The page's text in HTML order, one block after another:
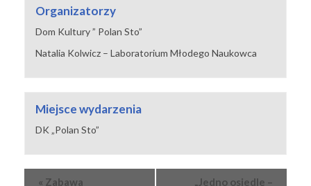
Organizatorzy
Dom Kultury ” Polan Sto”
Natalia Kolwicz – Laboratorium Młodego Naukowca
Miejsce wydarzenia
DK „Polan Sto”
Wydarzenie
« Zabawa
„Jedno osiedle –